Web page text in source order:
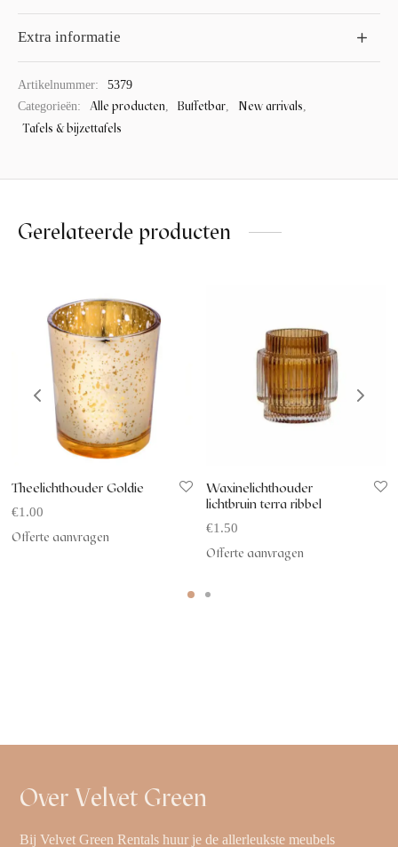
Extra informatie
Artikelnummer:
5379
Categorieën:
Alle producten Buffetbar New arrivals
Tafels & bijzettafels
Gerelateerde producten
Theelichthouder Goldie
€1.00
Offerte aanvragen
Waxinelichthouder
lichtbruin terra ribbel
€1.50
Offerte aanvragen
Over Velvet Green
Bij Velvet Green Rentals huur je de allerleukste meubels